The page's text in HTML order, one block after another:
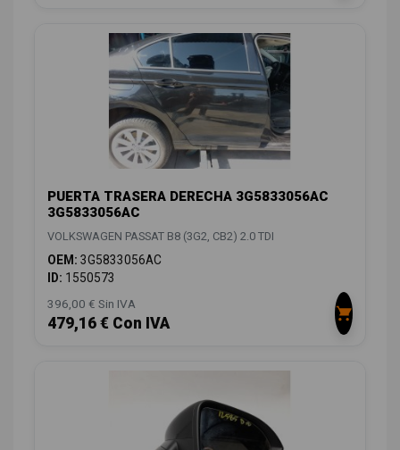
PUERTA TRASERA DERECHA 3G5833056AC
3G5833056AC
VOLKSWAGEN PASSAT B8 (3G2, CB2) 2.0 TDI
OEM: 3G5833056AC
ID: 1550573
396,00 € Sin IVA
479,16 € Con IVA